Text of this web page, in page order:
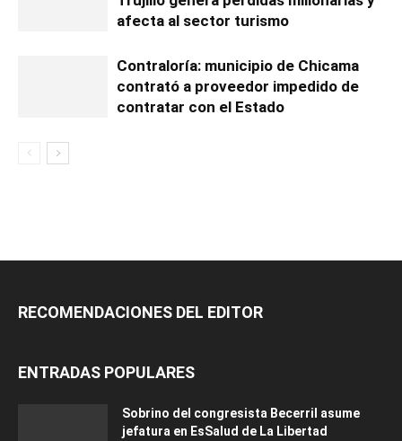
afecta al sector turismo
Contraloría: municipio de Chicama
contrató a proveedor impedido de
contratar con el Estado
RECOMENDACIONES DEL EDITOR
ENTRADAS POPULARES
Sobrino del congresista Becerril asume
jefatura en EsSalud de La Libertad